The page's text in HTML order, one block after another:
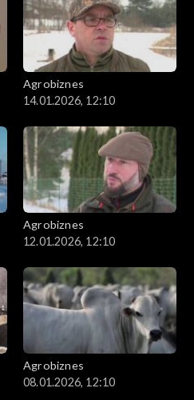
Agrobiznes
14.01.2026, 12:10
Agrobiznes
12.01.2026, 12:10
Agrobiznes
08.01.2026, 12:10